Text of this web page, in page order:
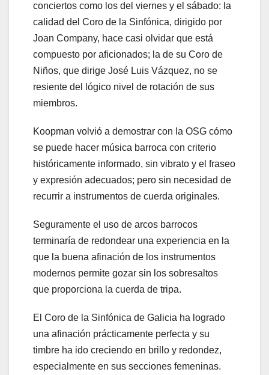
conciertos como los del viernes y el sábado: la
calidad del Coro de la Sinfónica, dirigido por
Joan Company, hace casi olvidar que está
compuesto por aficionados; la de su Coro de
Niños, que dirige José Luis Vázquez, no se
resiente del lógico nivel de rotación de sus
miembros.
Koopman volvió a demostrar con la OSG cómo
se puede hacer música barroca con criterio
históricamente informado, sin vibrato y el fraseo
y expresión adecuados; pero sin necesidad de
recurrir a instrumentos de cuerda originales.
Seguramente el uso de arcos barrocos
terminaría de redondear una experiencia en la
que la buena afinación de los instrumentos
modernos permite gozar sin los sobresaltos
que proporciona la cuerda de tripa.
El Coro de la Sinfónica de Galicia ha logrado
una afinación prácticamente perfecta y su
timbre ha ido creciendo en brillo y redondez,
especialmente en sus secciones femeninas.